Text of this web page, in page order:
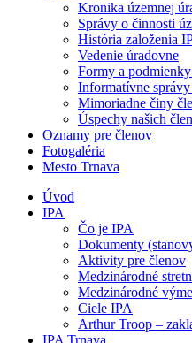
Kronika územnej
Správy o činnosti
História založenia
Vedenie úradovne
Formy a
Informatívne
Mimoriadne činy
Úspechy našich
Oznamy pre členov
Fotogaléria
Mesto Trnava
Úvod
IPA
Čo je IPA
Dokumenty
Aktivity pre členov
Medzinárodné
Medzinárodné
Ciele IPA
Arthur Troop –
IPA Trnava